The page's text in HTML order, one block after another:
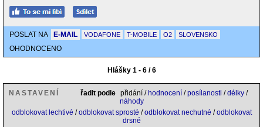
POSLAT NA E-MAIL VODAFONE T-MOBILE O2 SLOVENSKO
OHODNOCENO
Hlášky 1 - 6 / 6
NASTAVENÍ řadit podle přidání / hodnocení /posílanosti /délky /
náhody
odblokovat lechtivé /odblokovat sprosté /odblokovat nechutné /odblokovat
drsné